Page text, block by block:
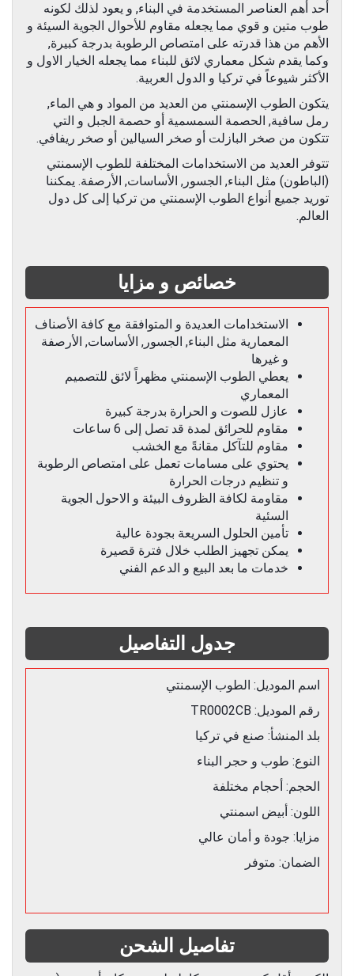
أحد أهم العناصر المستخدمة في البناء, و يعود لذلك لكونه
طوب متين و قوي مما يجعله مقاوم للأحوال الجوية السيئة و
الأهم من هذا قدرته على امتصاص الرطوبة بدرجة كبيرة,
وكما يقدم شكل معماري لائق للبناء مما يجعله الخيار الاول و
الأكثر شيوعاً في تركيا و الدول العربية.
يتكون الطوب الإسمنتي من العديد من المواد و هي الماء,
رمل سافية, الحصمة السمسمية أو حصمة الجبل و التي
تتكون من صخر البازلت أو صخر السيالين أو صخر ريفافي.
تتوفر العديد من الاستخدامات المختلفة للطوب الإسمنتي
(الباطون) مثل البناء, الجسور, الأساسات, الأرصفة. يمكننا
توريد جميع أنواع الطوب الإسمنتي من تركيا إلى كل دول
العالم.
خصائص و مزايا
الاستخدامات العديدة و المتوافقة مع كافة الأصناف
المعمارية مثل البناء, الجسور, الأساسات, الأرصفة
و غيرها
يعطي الطوب الإسمنتي مظهراً لائق للتصميم
المعماري
عازل للصوت و الحرارة بدرجة كبيرة
مقاوم للحرائق لمدة قد تصل إلى 6 ساعات
مقاوم للتآكل مقانةً مع الخشب
يحتوي على مسامات تعمل على امتصاص الرطوبة
و تنظيم درجات الحرارة
مقاومة لكافة الظروف البيئة و الاحول الجوية
السئية
تأمين الحلول السريعة بجودة عالية
يمكن تجهيز الطلب خلال فترة قصيرة
خدمات ما بعد البيع و الدعم الفني
جدول التفاصيل
اسم الموديل: الطوب الإسمنتي
رقم الموديل: TR0002CB
بلد المنشأ: صنع في تركيا
النوع: طوب و حجر البناء
الحجم: أحجام مختلفة
اللون: أبيض اسمنتي
مزايا: جودة و أمان عالي
الضمان: متوفر
تفاصيل الشحن